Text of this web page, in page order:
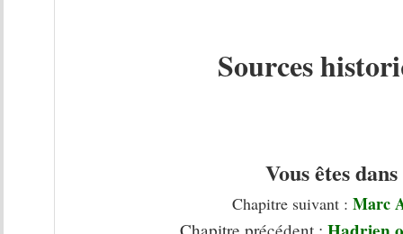
Sources
Vous êtes
Chapitre suivant : Marc
Chapitre précédent :